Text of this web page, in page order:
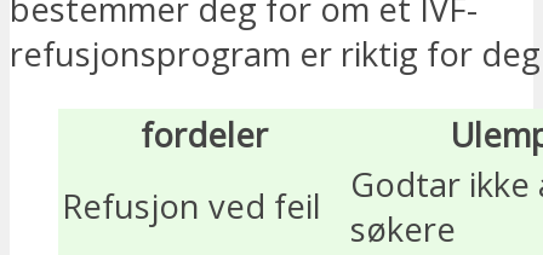
bestemmer deg for om et IVF-
refusjonsprogram er riktig for
fordeler
Refusjon ved feil
Godtar ikke
søkere